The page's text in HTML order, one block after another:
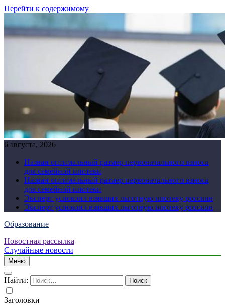
Перейти к содержимому
6 августа, 2026
Назван оптимальный размер первоначального взноса
для семейной ипотеки
Назван оптимальный размер первоначального взноса
для семейной ипотеки
Эксперт успокоил взявших льготную ипотеку россиян
Эксперт успокоил взявших льготную ипотеку россиян
Образование
Новостная рассылка
Случайные новости
Меню
Найти:
Заголовки